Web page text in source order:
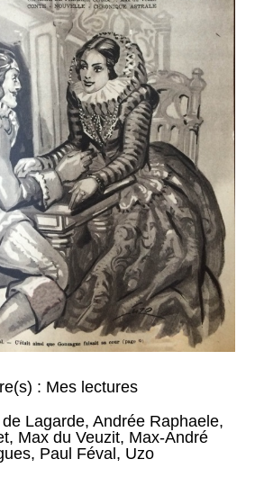
: Mes lectures
Lagarde, Andrée Raphaele,
, Max du Veuzit, Max-André
, Paul Féval, Uzo